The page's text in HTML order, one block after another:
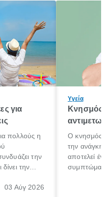
για
πολλούς η
την
την
μέρες
03 Αύγ 2026
Υγεία
Κνησμός:
Ο κνησμός
την ανάγκη
αποτελεί